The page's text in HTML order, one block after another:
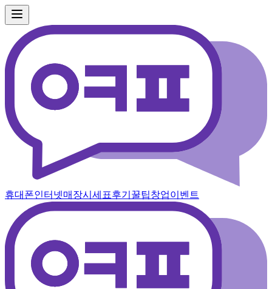
휴대폰인터넷매장시세표후기 꿀팁창업이벤트